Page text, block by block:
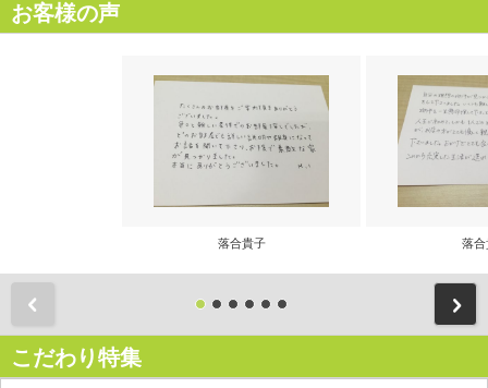
お客様の声
落合貴子 落合
こだわり特集